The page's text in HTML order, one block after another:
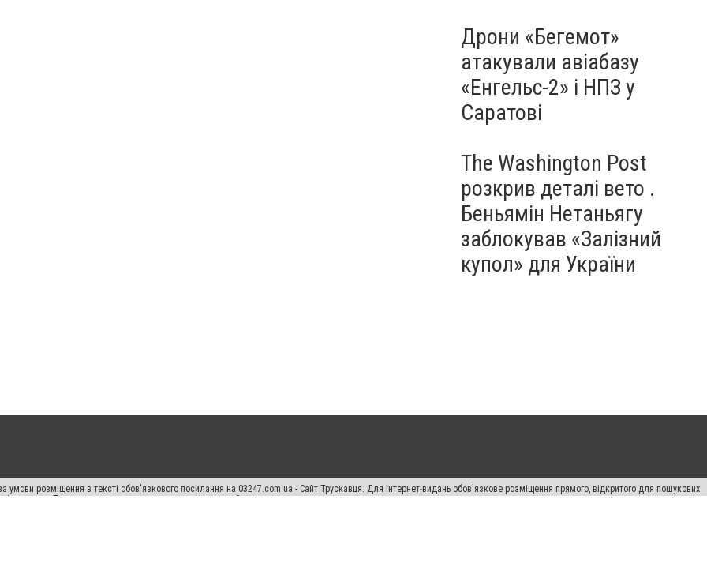
Дрони «Бегемот»
атакували авіабазу
«Енгельс-2» і НПЗ у
Саратові
The Washington Post
розкрив деталі вето .
Беньямін Нетаньягу
заблокував «Залізний
купол» для України
умови розміщення в тексті обов'язкового посилання на 03247.com.ua - Сайт Трускавця. Для інтернет-видань обов'язкове розміщення прямого, відкритого для пошукових
джерела. Порушення виняткових прав переслідується Законом.